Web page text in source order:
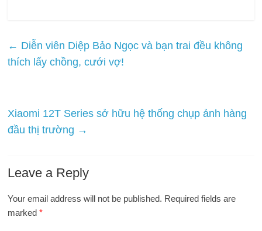
← Diễn viên Diệp Bảo Ngọc và bạn trai đều không
thích lấy chồng, cưới vợ!
Xiaomi 12T Series sở hữu hệ thống chụp ảnh hàng
đầu thị trường →
Leave a Reply
Your email address will not be published. Required fields are
marked*